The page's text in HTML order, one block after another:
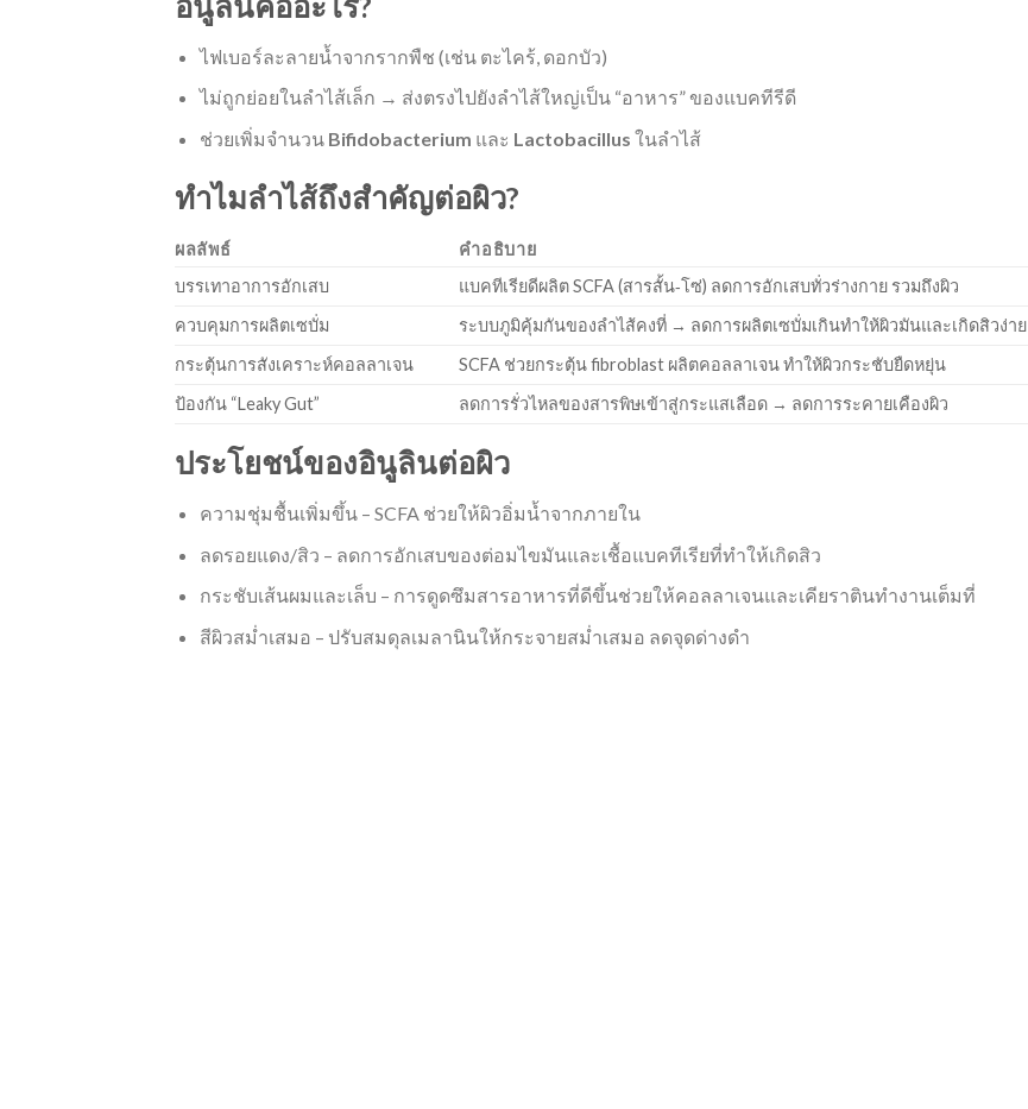
ไฟเบอร์ละลายน้ำจากรากพืช (เช่น ตะไคร้, ดอกบัว)
ไม่ถูกย่อยในลำไส้เล็ก → ส่งตรงไปยังลำไส้ใหญ่เป็น “อาหาร” ของแบคทีรีดี
ช่วยเพิ่มจำนวน Bifidobacterium และ Lactobacillus ในลำไส้
ทำไมลำไส้ถึงสำคัญต่อผิว?
ผลลัพธ์
คำอธิบาย
บรรเทาอาการอักเสบ
แบคทีเรียดีผลิต SCFA (สารสั้น‑โซ่) ลดการอักเสบทั่วร่างกาย รวมถึงผิว
ควบคุมการผลิตเซบั่ม
ระบบภูมิคุ้มกันของลำไส้คงที่ → ลดการผลิตเซบั่มเกินทำให้ผิวมันและเกิดสิวง่าย
กระตุ้นการสังเคราะห์คอลลาเจน
SCFA ช่วยกระตุ้น fibroblast ผลิตคอลลาเจน ทำให้ผิวกระชับยืดหยุ่น
ป้องกัน “Leaky Gut”
ลดการรั่วไหลของสารพิษเข้าสู่กระแสเลือด → ลดการระคายเคืองผิว
ประโยชน์ของอินูลินต่อผิว
ความชุ่มชื้นเพิ่มขึ้น – SCFA ช่วยให้ผิวอิ่มน้ำจากภายใน
ลดรอยแดง/สิว – ลดการอักเสบของต่อมไขมันและเชื้อแบคทีเรียที่ทำให้เกิดสิว
กระชับเส้นผมและเล็บ – การดูดซึมสารอาหารที่ดีขึ้นช่วยให้คอลลาเจนและเคียราตินทำงานเต็มที่
สีผิวสม่ำเสมอ – ปรับสมดุลเมลานินให้กระจายสม่ำเสมอ ลดจุดด่างดำ